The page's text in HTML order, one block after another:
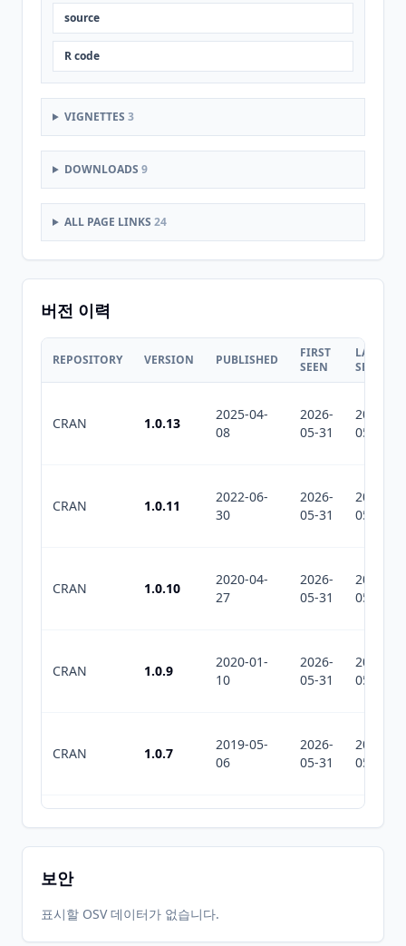
source
R code
VIGNETTES 3
DOWNLOADS 9
ALL PAGE LINKS 24
버전 이력
REPOSITORY VERSION PUBLISHED
FIRST
SEEN
LAST
SEEN
CRAN 1.0.13
2025-04-
08
2026-
05-31
2026-
05-31
CRAN 1.0.11
2022-06-
30
2026-
05-31
2026-
05-31
CRAN 1.0.10
2020-04-
27
2026-
05-31
2026-
05-31
CRAN 1.0.9
2020-01-
10
2026-
05-31
2026-
05-31
CRAN 1.0.7
2019-05-
06
2026-
05-31
2026-
05-31
2019-04-
12
2026-
05-31
2026-
05-31
CRAN 1.0.16
보안
표시할 OSV 데이터가 없습니다.